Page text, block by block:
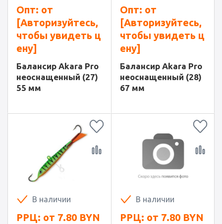
Опт: от
[Авторизуйтесь,
чтобы увидеть ц
ену]
Балансир Akara Pro
неоснащенный (27)
55 мм
Опт: от
[Авторизуйтесь,
чтобы увидеть ц
ену]
Балансир Akara Pro
неоснащенный (28)
67 мм
В наличии
РРЦ: от 7.80 BYN
В наличии
РРЦ: от 7.80 BYN